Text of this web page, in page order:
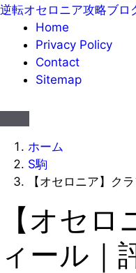
逆転オセロニア攻略ブロ
Home
Privacy Policy
Contact
Sitemap
ホーム
S駒
【オセロニア】ク
【オセ
ィール｜